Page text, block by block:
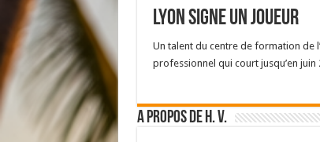
Lyon signe un joueur
Un talent du centre de formation de
professionnel qui court jusqu’en juin
A propos de H. V.